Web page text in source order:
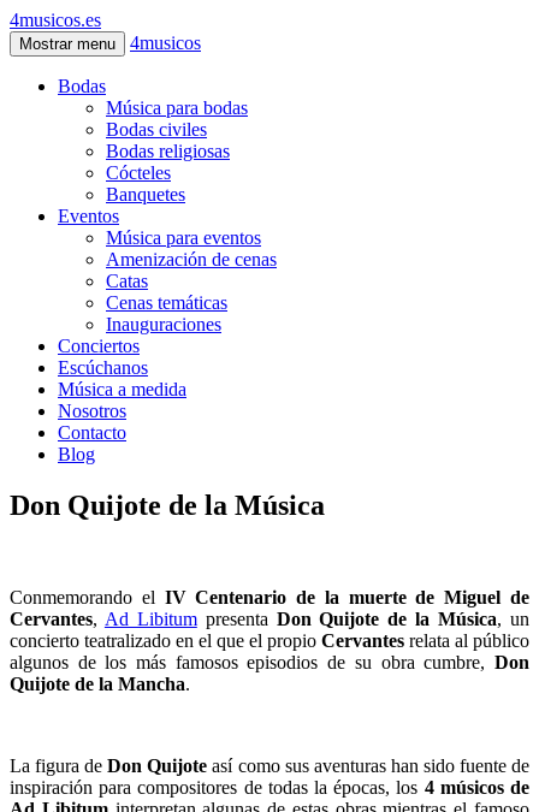
4musicos.es
Mostrar menu 4musicos
Bodas
Música para bodas
Bodas civiles
Bodas religiosas
Cócteles
Banquetes
Eventos
Música para eventos
Amenización de cenas
Catas
Cenas temáticas
Inauguraciones
Conciertos
Escúchanos
Música a medida
Nosotros
Contacto
Blog
Don Quijote de la Música
Conmemorando el IV Centenario de la muerte de Miguel de
Cervantes, Ad Libitumpresenta Don Quijote de la Música, un
concierto teatralizado en el que el propio Cervantes relata al público
algunos de los más famosos episodios de su obra cumbre, Don
Quijote de la Mancha.
La figura deDon Quijote así como sus aventuras han sido fuente de
inspiración para compositores de todas la épocas, los 4 músicos de